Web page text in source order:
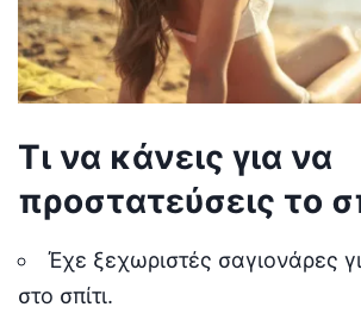
Τι να κάνεις για να
προστατεύσεις το
Έχε ξεχωριστές σαγιονάρες
στο σπίτι.